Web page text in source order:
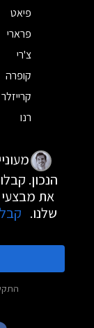
פיאט
פרארי
צ'רי
קופרה
קרייזלר
רנו
הנכון.
את מבצעי
שלנו.